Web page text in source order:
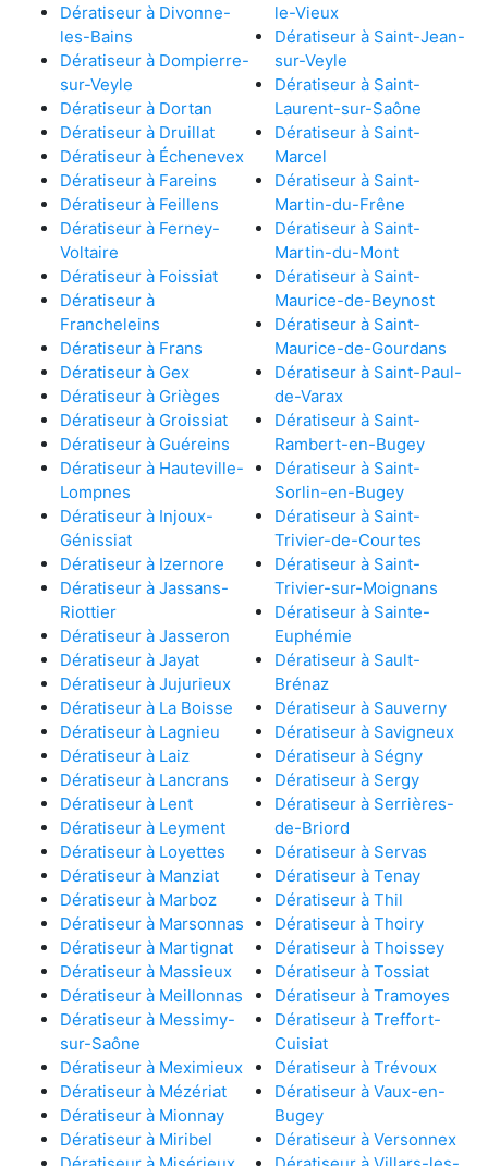
Dératiseur à Divonne-
les-Bains
Dératiseur à Dompierre-
sur-Veyle
Dératiseur à Dortan
Dératiseur à Druillat
Dératiseur à Échenevex
Dératiseur à Fareins
Dératiseur à Feillens
Dératiseur à Ferney-
Voltaire
Dératiseur à Foissiat
Dératiseur à
Francheleins
Dératiseur à Frans
Dératiseur à Gex
Dératiseur à Grièges
Dératiseur à Groissiat
Dératiseur à Guéreins
Dératiseur à Hauteville-
Lompnes
Dératiseur à Injoux-
Génissiat
Dératiseur à Izernore
Dératiseur à Jassans-
Riottier
Dératiseur à Jasseron
Dératiseur à Jayat
Dératiseur à Jujurieux
Dératiseur à La Boisse
Dératiseur à Lagnieu
Dératiseur à Laiz
Dératiseur à Lancrans
Dératiseur à Lent
Dératiseur à Leyment
Dératiseur à Loyettes
Dératiseur à Manziat
Dératiseur à Marboz
Dératiseur à Marsonnas
Dératiseur à Martignat
Dératiseur à Massieux
Dératiseur à Meillonnas
Dératiseur à Messimy-
sur-Saône
Dératiseur à Meximieux
Dératiseur à Mézériat
Dératiseur à Mionnay
Dératiseur à Miribel
le-Vieux
Dératiseur à Saint-Jean-
sur-Veyle
Dératiseur à Saint-
Laurent-sur-Saône
Dératiseur à Saint-
Marcel
Dératiseur à Saint-
Martin-du-Frêne
Dératiseur à Saint-
Martin-du-Mont
Dératiseur à Saint-
Maurice-de-Beynost
Dératiseur à Saint-
Maurice-de-Gourdans
Dératiseur à Saint-Paul-
de-Varax
Dératiseur à Saint-
Rambert-en-Bugey
Dératiseur à Saint-
Sorlin-en-Bugey
Dératiseur à Saint-
Trivier-de-Courtes
Dératiseur à Saint-
Trivier-sur-Moignans
Dératiseur à Sainte-
Euphémie
Dératiseur à Sault-
Brénaz
Dératiseur à Sauverny
Dératiseur à Savigneux
Dératiseur à Ségny
Dératiseur à Sergy
Dératiseur à Serrières-
de-Briord
Dératiseur à Servas
Dératiseur à Tenay
Dératiseur à Thil
Dératiseur à Thoiry
Dératiseur à Thoissey
Dératiseur à Tossiat
Dératiseur à Tramoyes
Dératiseur à Treffort-
Cuisiat
Dératiseur à Trévoux
Dératiseur à Vaux-en-
Bugey
Dératiseur à Versonnex